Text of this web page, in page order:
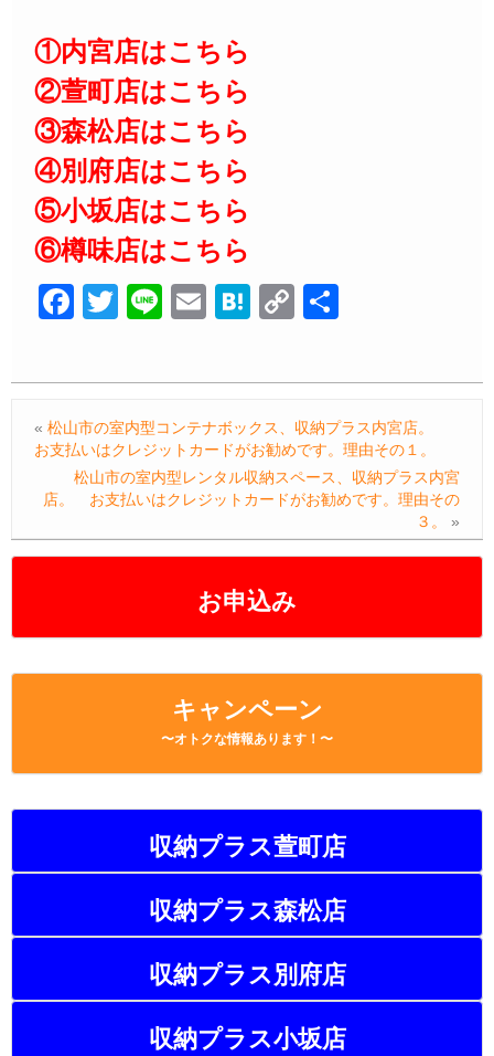
お申込み
キャンペーン
〜オトクな情報あります！〜
収納プラス萱町店
収納プラス森松店
収納プラス別府店
収納プラス小坂店
①内宮店はこちら
②萱町店はこちら
③森松店はこちら
④別府店はこちら
⑤小坂店はこちら
⑥樽味店はこちら
F
c
b
o
o
k
T
tt
Li
e
E
ail
H
e
a
C
p
Li
n
k
« 松山市の室内型コンテナボックス、収納プラス内宮店。
お支払いはクレジットカードがお勧めです。理由その１。
松山市の室内型レンタル収納スペース、収納プラス内宮
店。 お支払いはクレジットカードがお勧めです。理由その
３。
»